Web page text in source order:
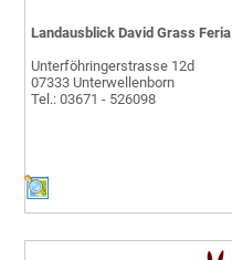
Landausblick David Grass Feria
Unterföhringerstrasse 12d
07333 Unterwellenborn
Tel.: 03671 - 526098